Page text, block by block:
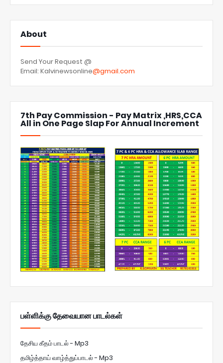
About
Send Your Request @
Email: Kalvinewsonline@gmail.com
7th Pay Commission - Pay Matrix ,HRS,CCA
All in One Page Slap For Annual Increment
பள்ளிக்கு தேவையான பாடல்கள்
தேசிய கீதம் பாடல் - Mp3
தமிழ்த்தாய் வாழ்த்துப்பாடல் - Mp3